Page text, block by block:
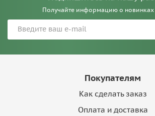
Получайте информацию о
Покупателям
Как сделать заказ
Оплата и доставка